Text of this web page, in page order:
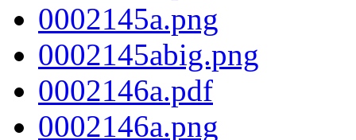
0002145a.png
0002145abig.png
0002146a.pdf
0002146a.png